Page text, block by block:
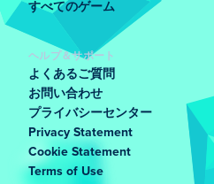
すべてのゲーム
ヘルプ＆サポート
よくあるご質問
お問い合わせ
プライバシーセンター
Privacy Statement
Cookie Statement
Terms of Use